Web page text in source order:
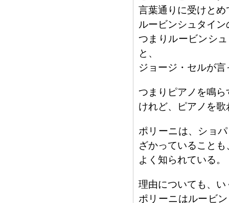
言葉通りに受けと
ルービンシュタイ
つまりルービンシ
と、
ジョージ・セルが
つまりピアノを鳴
けれど、ピアノを
ポリーニは、ショ
ざかっていることも
よく知られている。
理由についても、
ポリーニはルービ